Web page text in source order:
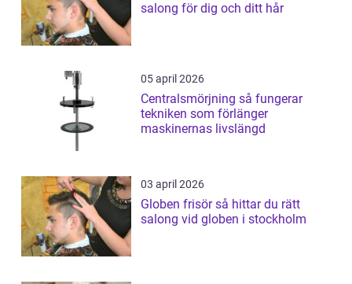
salong för dig och ditt hår
05 april 2026
Centralsmörjning så fungerar
tekniken som förlänger
maskinernas livslängd
03 april 2026
Globen frisör så hittar du rätt
salong vid globen i stockholm